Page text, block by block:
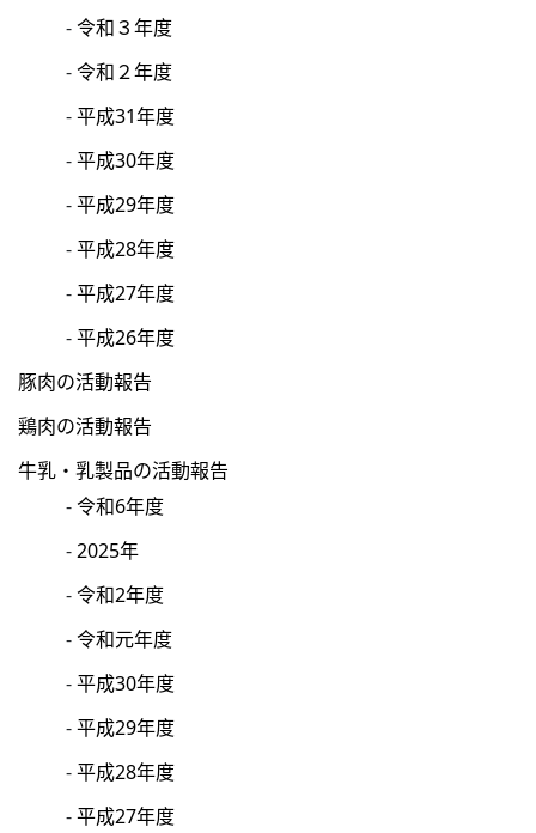
令和３年度
令和２年度
平成31年度
平成30年度
平成29年度
平成28年度
平成27年度
平成26年度
豚肉の活動報告
鶏肉の活動報告
牛乳・乳製品の活動報告
令和6年度
2025年
令和2年度
令和元年度
平成30年度
平成29年度
平成28年度
平成27年度